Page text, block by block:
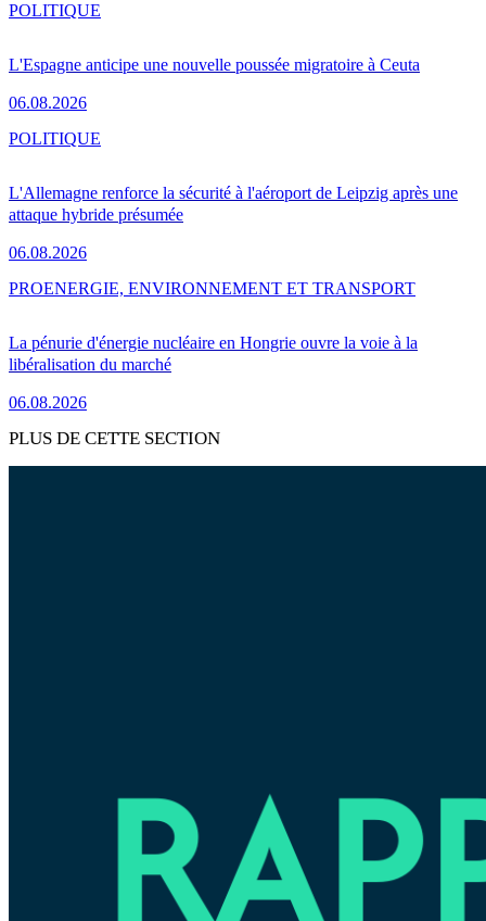
L'Espagne anticipe une nouvelle poussée migratoire à Ceuta
06.08.2026
POLITIQUE
L'Allemagne renforce la sécurité à l'aéroport de Leipzig après une
attaque hybride présumée
06.08.2026
POLITIQUE
La pénurie d'énergie nucléaire en Hongrie ouvre la voie à la
libéralisation du marché
06.08.2026
PROENERGIE, ENVIRONNEMENT ET TRANSPORT
PLUS DE CETTE SECTION